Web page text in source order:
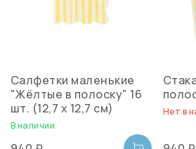
Салфетки маленькие
"Жёлтые в полоску" 16
шт. (12,7 х 12,7 см)
В наличии
Нет в